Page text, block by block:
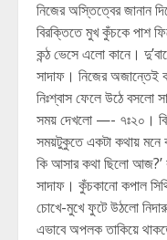
নিজের অস্তিত্বের জানান
বিরক্তিতে মুখ কুঁচকে পাশ
কন্ঠ ভেসে এলো কানে।
সাদাফ। নিজের অজান্তেই
নিঃশ্বাস ফেলে উঠে বসলো
সময় দেখলো —- ৭ঃ২০।
সময়টুকুতে একটা কথায় মনে
কি আসার কথা ছিলো আজ?’
সাদাফ। কুঁচকানো কপাল
চোখে-মুখে ফুটে উঠলো
এভাবে অপলক তাকিয়ে